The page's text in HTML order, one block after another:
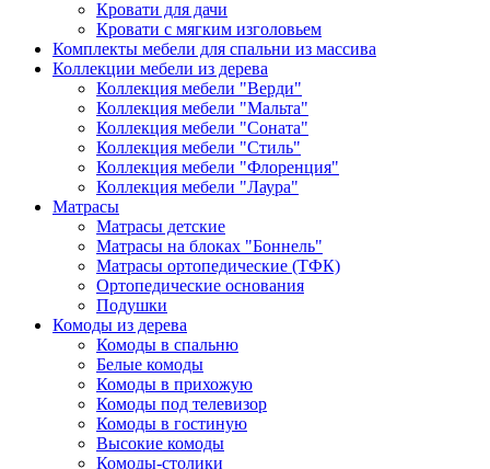
Кровати для дачи
Кровати с мягким изголовьем
Комплекты мебели для спальни из массива
Коллекции мебели из дерева
Коллекция мебели "Верди"
Коллекция мебели "Мальта"
Коллекция мебели "Соната"
Коллекция мебели "Стиль"
Коллекция мебели "Флоренция"
Коллекция мебели "Лаура"
Матрасы
Матрасы детские
Матрасы на блоках "Боннель"
Матрасы ортопедические (ТФК)
Ортопедические основания
Подушки
Комоды из дерева
Комоды в спальню
Белые комоды
Комоды в прихожую
Комоды под телевизор
Комоды в гостиную
Высокие комоды
Комоды-столики